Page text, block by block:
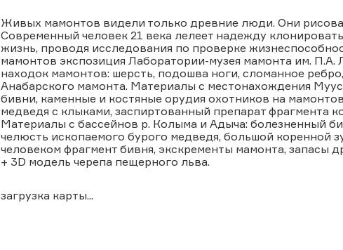
Живых мамонтов видели только древние люди. Они
Современный человек 21 века лелеет надежду
жизнь, проводя исследования по проверке
мамонтов экспозиция Лаборатории-музея мамонта им. П.А.
находок мамонтов: шерсть, подошва ноги, сломанное
Анабарского мамонта. Материалы с местонахождения
бивни, каменные и костяные орудия охотников на
медведя с клыками, заспиртованный препарат фрагмента
Материалы с бассейнов р. Колыма и Адыча: болезненный
челюсть ископаемого бурого медведя, большой коренной
человеком фрагмент бивня, экскременты мамонта, запасы
+ 3D модель черепа пещерного льва.
загрузка карты...